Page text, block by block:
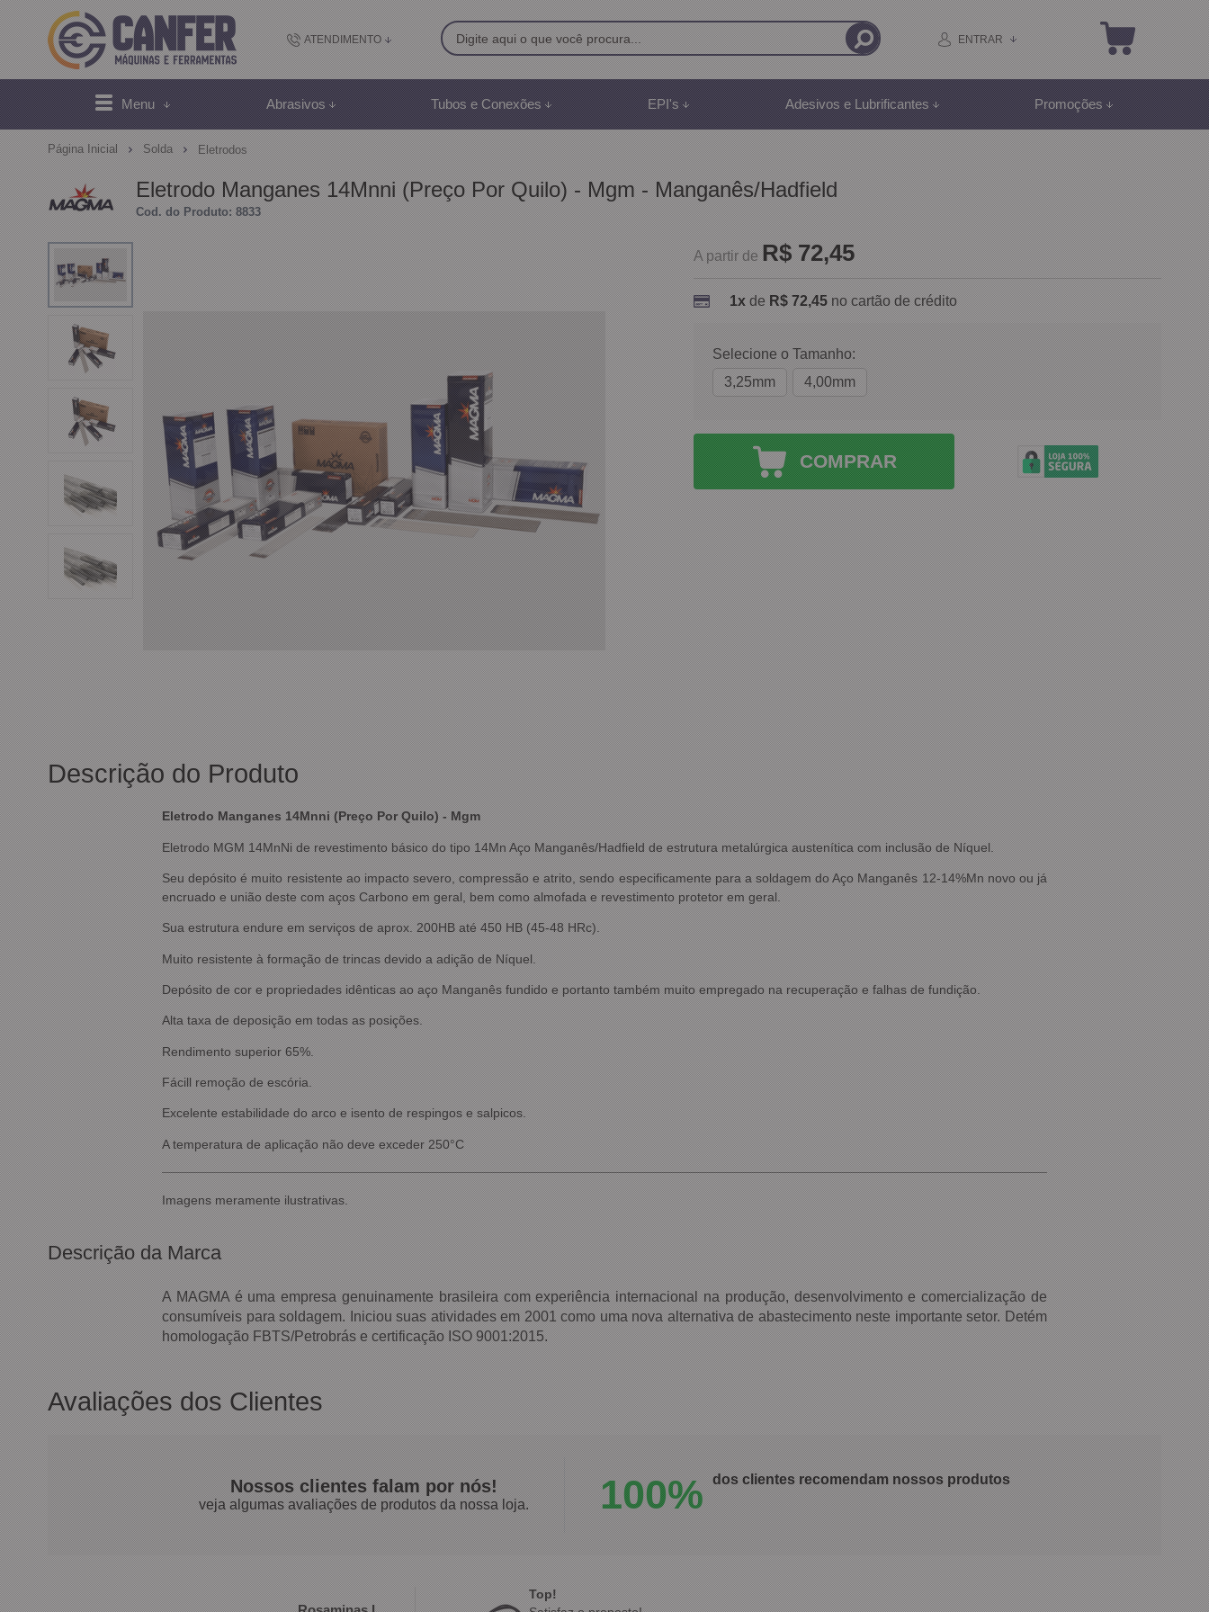
ATENDIMENTO
(48) 2102-9500
(48) 991887507
sac@canfer.com.br
Atendimento Online
ENTRAR
Menu Abrasivos Tubos e Conexões EPI's Adesivos e Lubrificantes Promoções
Página Inicial Solda Eletrodos
Eletrodo Manganes 14Mnni (Preço Por Quilo) - Mgm - Manganês/Hadfield
Cod. do Produto: 8833
A partir deR$ 72,45
1xdeR$ 72,45 no cartão de crédito
Selecione o Tamanho:
3,25mm
4,00mm
COMPRAR
Descrição do Produto
Eletrodo Manganes 14Mnni (Preço Por Quilo) - Mgm
Eletrodo MGM 14MnNi de revestimento básico do tipo 14Mn Aço Manganês/Hadfield de estrutura metalúrgica austenítica com inclusão de Níquel.
Seu depósito é muito resistente ao impacto severo, compressão e atrito, sendo especificamente para a soldagem do Aço Manganês 12-14%Mn novo ou j
encruado e união deste com aços Carbono em geral, bem como almofada e revestimento protetor em geral.
Sua estrutura endure em serviços de aprox. 200HB até 450 HB (45-48 HRc).
Muito resistente à formação de trincas devido a adição de Níquel.
Depósito de cor e propriedades idênticas ao aço Manganês fundido e portanto também muito empregado na recuperação e falhas de fundição.
Alta taxa de deposição em todas as posições.
Rendimento superior 65%.
Fácill remoção de escória.
Excelente estabilidade do arco e isento de respingos e salpicos.
A temperatura de aplicação não deve exceder 250°C
Imagens meramente ilustrativas.
Descrição da Marca
A MAGMA é uma empresa genuinamente brasileira com experiência internacional na produção, desenvolvimento e comercialização de
consumíveis para soldagem. Iniciou suas atividades em 2001 como uma nova alternativa de abastecimento neste importante setor. Detém
homologação FBTS/Petrobrás e certificação ISO 9001:2015.
Avaliações dos Clientes
Nossos clientes falam por nós!
veja algumas avaliações de produtos da nossa loja. 100% dos clientes recomendam nossos produtos
Top!